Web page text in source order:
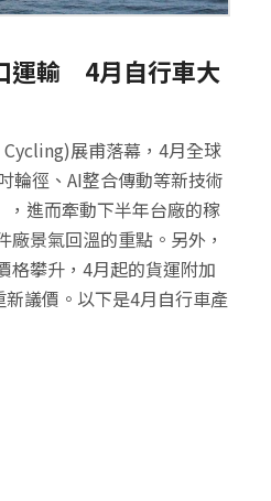
運輸 4月自行車大
展甫落幕，4月全球
輪徑、AI整合傳動等新技術
進而牽動下半年台廠的稼
景氣回溫的重點。另外，
格攀升，4月起的貨運附加
議價。以下是4月自行車產